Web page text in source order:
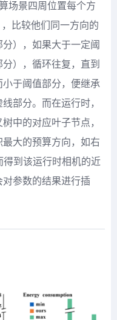
场景四周位置每个方
比较他们同一方向的
），如果大于一定阈
），循环往复，直到
于阈值部分，便继承
部分。而在运行时，
中的对应叶子节点，
大的预算方向，如右
得到该运行时相机的近
参数的结果进行插